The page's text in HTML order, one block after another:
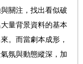
關注，找出看似破
量背景資料的基本
。而當劇本成形，
氛與動態縱深，加